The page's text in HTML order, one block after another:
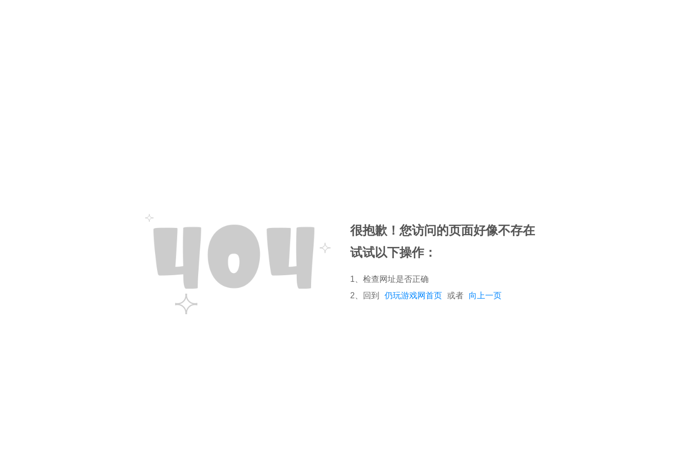
很抱歉！您访问的页面好像不存在
试试以下操作：
1、检查网址是否正确
2、回到
仍玩游戏网首页 或者 向上一页